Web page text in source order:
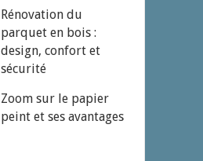
Rénovation du
parquet en bois :
design, confort et
sécurité
Zoom sur le papier
peint et ses avantages